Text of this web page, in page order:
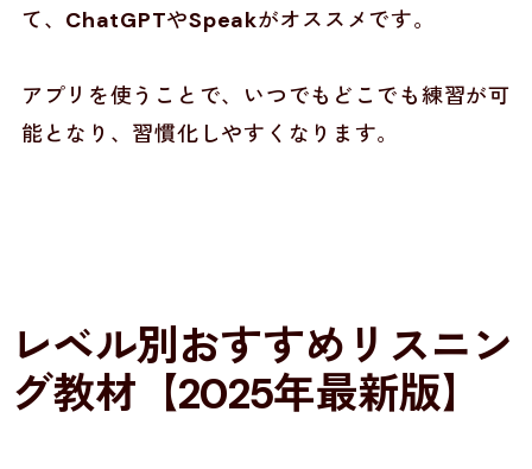
て、 ChatGPTやSpeakがオススメです。
アプリを使うことで、いつでもどこでも練習が可
能となり、習慣化しやすくなります。
レベル別おすすめリスニン
グ教材【2025年最新版】